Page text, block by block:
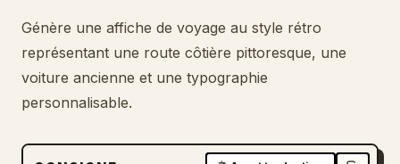
Invites
Tarifs
Génère une affiche de voyage au style rétro
représentant une route côtière pittoresque, une
voiture ancienne et une typographie
personnalisable.